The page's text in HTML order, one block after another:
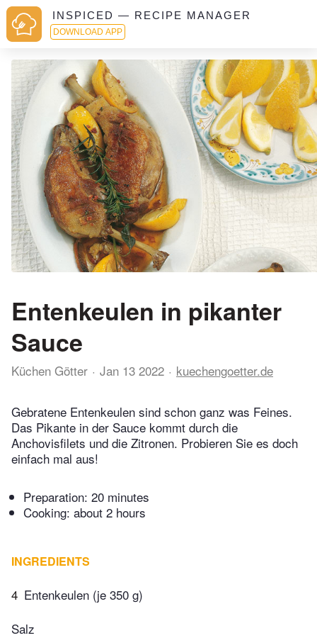
INSPICED — RECIPE MANAGER
DOWNLOAD APP
Entenkeulen in pikanter
Sauce
Küchen Götter Jan 13 2022 kuechengoetter.de
Gebratene Entenkeulen sind schon ganz was Feines.
Das Pikante in der Sauce kommt durch die
Anchovisfilets und die Zitronen. Probieren Sie es doch
einfach mal aus!
Preparation: 20 minutes
Cooking: about 2 hours
INGREDIENTS
4 Entenkeulen (je 350 g)
Salz